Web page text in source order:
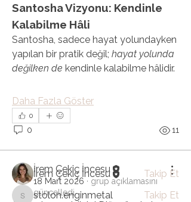
Santosha Vizyonu: Kendinle
Kalabilme Hâli
Santosha, sadece hayat yolundayken
yapılan bir pratik değil; hayat yolunda
değilken de kendinle kalabilme hâlidir.
Daha Fazla Göster
0
0 11
İrem Çekiç İncesu
18 Mart 2026 · grup açıklamasını
güncelledi.
bağlantı kurabilir, günce
Devamını oku
İrem Çekiç İncesu
Takip Et
stolon.enginmetal Takip Et